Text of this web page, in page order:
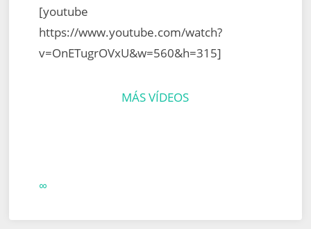
[youtube
https://www.youtube.com/watch?
v=OnETugrOVxU&w=560&h=315]
MÁS VÍDEOS
∞